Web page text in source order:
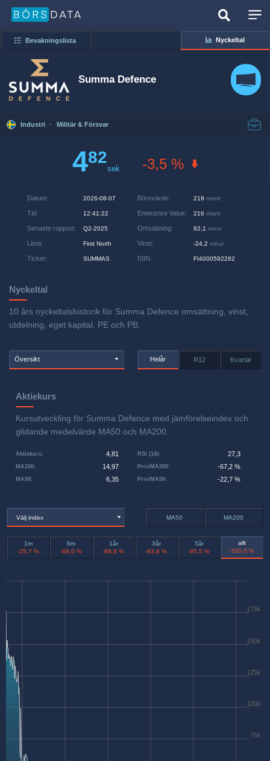
Bevakningslista Nyckeltal
Summa Defence
Industri · Militär & Försvar
482
sek -3,5 %
Datum: 2026-08-07
Tid: 12:41:22
Senaste rapport: Q2-2025
Lista: First North
Ticker: SUMMAS
Börsvärde: 219 msek
Enterprise Value: 216 msek
Omsättning: 82,1 meur
Vinst: -24,2 meur
ISIN : FI4000592282
Nyckeltal
10 års nyckeltalshistorik för Summa Defence omsättning, vinst,
utdelning, eget kapital, PE och PB.
Översikt Helår R12 Kvartal
Aktiekurs
Kursutveckling för Summa Defence med jämförelseindex och
glidande medelvärde MA50 och MA200.
Aktiekurs: 4,81
MA50: 6,35
MA200: 14,97 Pris/MA200: -67,2 %
RSI (14): 27,3
Pris/MA50: -22,7 %
Välj index MA50 MA200
1m
-25,7 %
6m
-68,0 %
1år
-88,9 %
3år
-93,8 %
5år
-95,5 %
allt
-100,0 %
75k
100k
125k
150k
175k